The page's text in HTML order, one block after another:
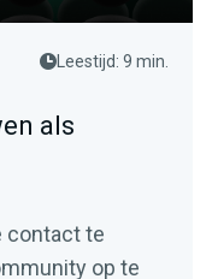
Leestijd: 9 min.
als
contact te
op te